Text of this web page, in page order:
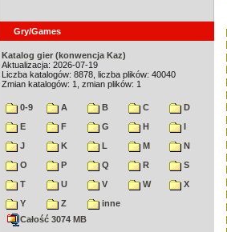
Gry/Games
Katalog gier (konwencja Kaz)
Aktualizacja: 2026-07-19
Liczba katalogów: 8878, liczba plików: 40040
Zmian katalogów: 1, zmian plików: 1
0-9 A B C
D
E
F G H
I
J
K L M
N
O
P Q R
S
T
U V W
X
Y
Z
inne
Całość 3074 MB